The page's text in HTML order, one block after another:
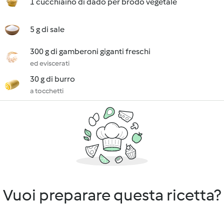
5 g di sale
300 g di gamberoni giganti freschi
ed eviscerati
30 g di burro
a tocchetti
Vuoi preparare questa ricetta?